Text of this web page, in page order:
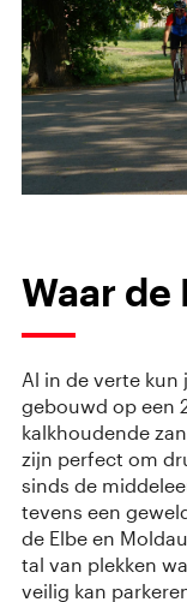
Waar
Al in de verte kun
gebouwd op een
kalkhoudende
zijn perfect om
sinds de
tevens een
de Elbe en
tal van plekken
veilig kan